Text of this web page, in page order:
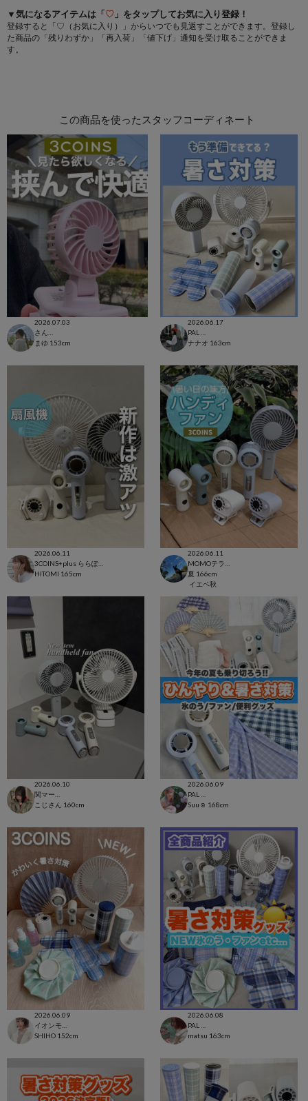
▼気になるアイテムは「♡ 」をタップしてお気に入り登録！
登録すると「♡（お気に入り）」からいつでも見返すことができます。登録し
た商品の「残りわずか」「再入荷」「値下げ」通知を受け取ることができま
す。
この商品を使ったスタッフコーディネート
2026.07.03
まゆ 153cm
2026.06.17
ナナオ 163cm
2026.06.11
HITOMI 165cm
2026.06.11
夏 166cm
イエベ秋
2026.06.10
こじさん 160cm
2026.06.09
Suu☺︎ 168cm
2026.06.09
SHIHO 152cm
2026.06.08
matsu 163cm